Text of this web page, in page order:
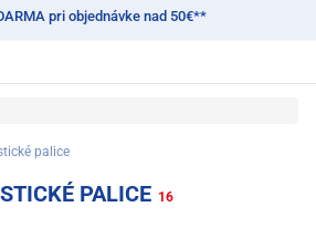
pri objednávke nad 50€**
palice
PALICE 16